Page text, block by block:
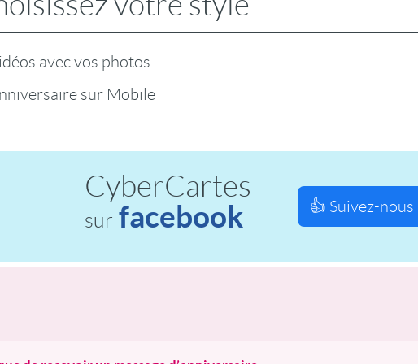
avec vos photos
sur Mobile
CyberCartes
sur facebook 👍 Suivez-nous